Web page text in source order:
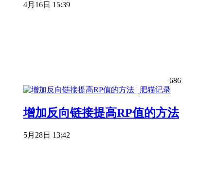
4月16日 15:39
686
增加反向链接提高RP值的方法
5月28日 13:42